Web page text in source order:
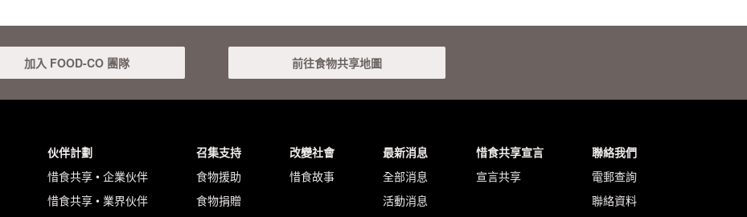
加入 FOOD-CO 團隊 前往食物共享地圖
伙伴計劃
惜食共享 • 企業伙伴
惜食共享 • 業界伙伴
召集支持
食物援助
食物捐贈
改變社會
惜食故事
最新消息
全部消息
活動消息
惜食共享宣言
宣言共享
聯絡我們
電郵查詢
聯絡資料